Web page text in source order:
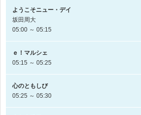
ようこそニュー・デイ
坂田周大
05:00 ～ 05:15
ｅ！マルシェ
05:15 ～ 05:25
心のともしび
05:25 ～ 05:30